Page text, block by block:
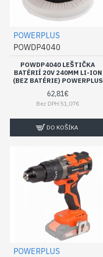
POWERPLUS
POWDP4040
POWDP4040 LEŠTIČKA
BATÉRIÍ 20V 240MM LI-ION
(BEZ BATÉRIE) POWERPLUS
62,81€
Bez DPH:51,07€
DO KOŠÍKA
POWERPLUS